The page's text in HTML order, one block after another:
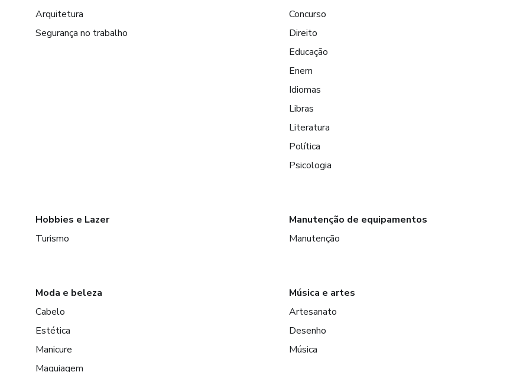
Arquitetura
Segurança no trabalho
Concurso
Direito
Educação
Enem
Idiomas
Libras
Literatura
Política
Psicologia
Hobbies e Lazer
Turismo
Manutenção de equipamentos
Manutenção
Moda e beleza
Cabelo
Estética
Manicure
Maquiagem
Música e artes
Artesanato
Desenho
Música